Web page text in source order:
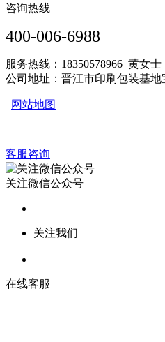
咨询热线
400-006-6988
服务热线：18350578966 黄女士
公司地址：晋江市印刷包装基地
网站地图
客服咨询
关注微信公众号
关注我们
在线客服